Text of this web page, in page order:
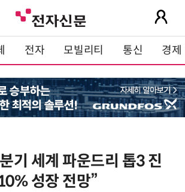
전자 모빌리티 통신 경제
기 세계 파운드리 톱3 진
성장 전망”